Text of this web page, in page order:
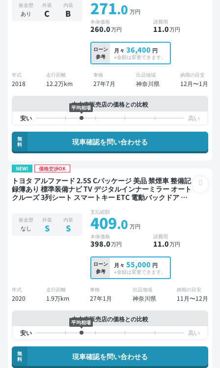
ライブレコーダー 衝突軽減 両側電動スライドドア 7人乗り
板金歴
あり
外装
C
内装
B 271.0 万円
本体価格
260.0万円
諸費用
11.0万円
ローン
参考
月々 36,400 円
※金額は変更できます。
年式
2018
走行距離
12.2万km
車検
27年7月
出品地域
神奈川県
納期の目安
12月〜1月
中古車販売店の価格との比較
平均相場
無
料
現車確認を問い合わせる
NEW! 価格交渉OK
トヨタ アルファード 2.5S Cパッケージ 美品 禁煙車 整備記
録簿あり 標準装備ナビ TV デジタルインナーミラー オート
クルーズ 3列シート スマートキー ETC 電動バックドア バ
板金歴
なし
外装
S
内装
S
支払総額
409.0 万円
本体価格
398.0万円
諸費用
11.0万円
ローン
参考
月々 55,000 円
※金額は変更できます。
年式
2020
走行距離
1.9万km
車検
27年1月
出品地域
神奈川県
納期の目安
11月〜12月
中古車販売店の価格との比較
平均相場
無
料
現車確認を問い合わせる